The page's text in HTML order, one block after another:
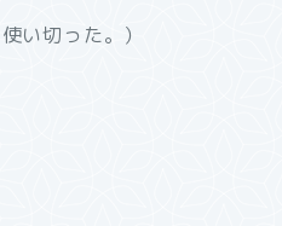
い切った。）